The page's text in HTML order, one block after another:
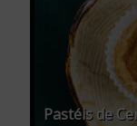
Pastéis de